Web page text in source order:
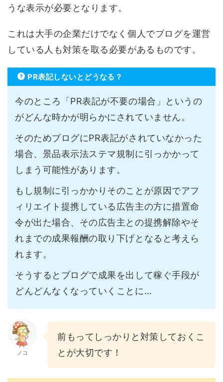
うな表示が必要となります。
これは大手の企業だけでなく個人でブログを運営
している人も対策を取る必要があるものです。
PR表記しないとどうなる？
今のところ「PR表記が不要の場合」というの
がどんな時かが明らかにされていません。
そのためブログにPR表記がされていなかった
場合、景品表示法ステマ規制に引っかかって
しまう可能性があります。
もし規制に引っかかりそのことが原因でアフ
ィリエイト提携している広告主の方に措置命
令が出た場合、その広告主との提携解除やそ
れまでの成果報酬の取り下げとなると考えら
れます。
そうするとブログで成果を出して稼ぐ手段が
どんどんなくなっていくことに…
ノコ
前もってしっかりと対策しておくこ
とが大切です！